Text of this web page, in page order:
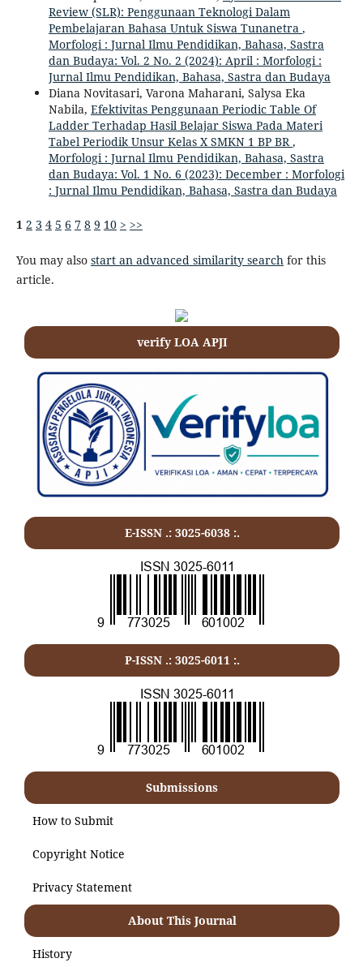
Review (SLR): Penggunaan Teknologi Dalam
Pembelajaran Bahasa Untuk Siswa Tunanetra ,
Morfologi : Jurnal Ilmu Pendidikan, Bahasa, Sastra
dan Budaya: Vol. 2 No. 2 (2024): April : Morfologi :
Jurnal Ilmu Pendidikan, Bahasa, Sastra dan Budaya
Diana Novitasari, Varona Maharani, Salysa Eka
Nabila, Efektivitas Penggunaan Periodic Table Of
Ladder Terhadap Hasil Belajar Siswa Pada Materi
Tabel Periodik Unsur Kelas X SMKN 1 BP BR ,
Morfologi : Jurnal Ilmu Pendidikan, Bahasa, Sastra
dan Budaya: Vol. 1 No. 6 (2023): December : Morfologi
: Jurnal Ilmu Pendidikan, Bahasa, Sastra dan Budaya
1 2 3 4 5 6 7 8 9 10 > >>
You may also start an advanced similarity search for this
article.
verify LOA APJI
E-ISSN .: 3025-6038 :.
P-ISSN .: 3025-6011 :.
Submissions
How to Submit
Copyright Notice
Privacy Statement
About This Journal
History